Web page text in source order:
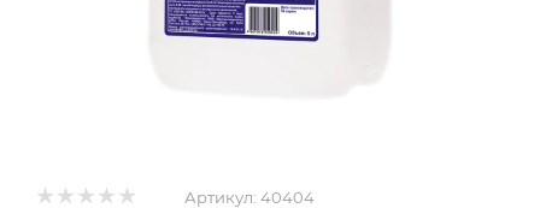
Артикул: 40404